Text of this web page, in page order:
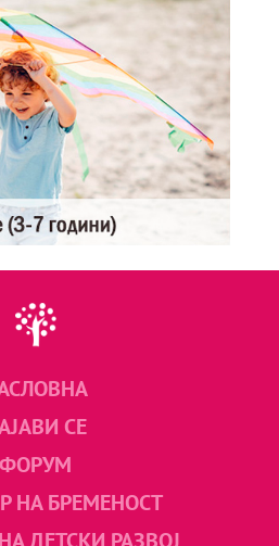
СЕ
ФОРУМ
НА БРЕМЕНОСТ
ДЕТСКИ РАЗВОЈ